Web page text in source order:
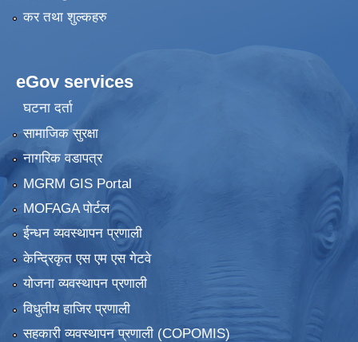
कर तथा शुल्कहरु
eGov services
घटना दर्ता
सामाजिक सुरक्षा
नागरिक वडापत्र
MGRM GIS Portal
MOFAGA पोर्टल
ईन्धन व्यवस्थापन प्रणाली
केन्द्रिकृत एस एम एस गेटवे
योजना व्यवस्थापन प्रणाली
विधुतीय हाजिर प्रणाली
सहकारी व्यवस्थापन प्रणाली (COPOMIS)